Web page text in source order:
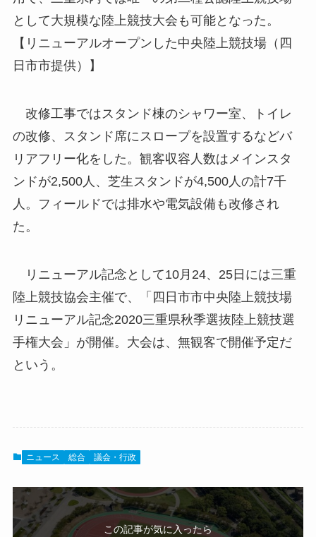
として大規模な陸上競技大会も可能となった。
【リニューアルオープンした中央陸上競技場（四
日市市提供）】
改修工事ではスタンド棟のシャワー室、トイレ
の改修、スタンド席にスロープを設置するなどバ
リアフリー化をした。観客収容人数はメインスタ
ンドが2,500人、芝生スタンドが4,500人の計7千
人。フィールドでは排水や電気設備も改修され
た。
リニューアル記念として10月24、25日には三重
陸上競技協会主催で、「四日市市中央陸上競技場
リニューアル記念2020三重県秋季選抜陸上競技選
手権大会」が開催。大会は、無観客で開催予定だ
という。
ニュース 総合 議会・行政
この記事が気に入ったら